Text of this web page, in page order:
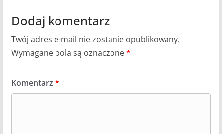
Dodaj komentarz
Twój adres e-mail nie zostanie opublikowany.
Wymagane pola są oznaczone*
Komentarz *